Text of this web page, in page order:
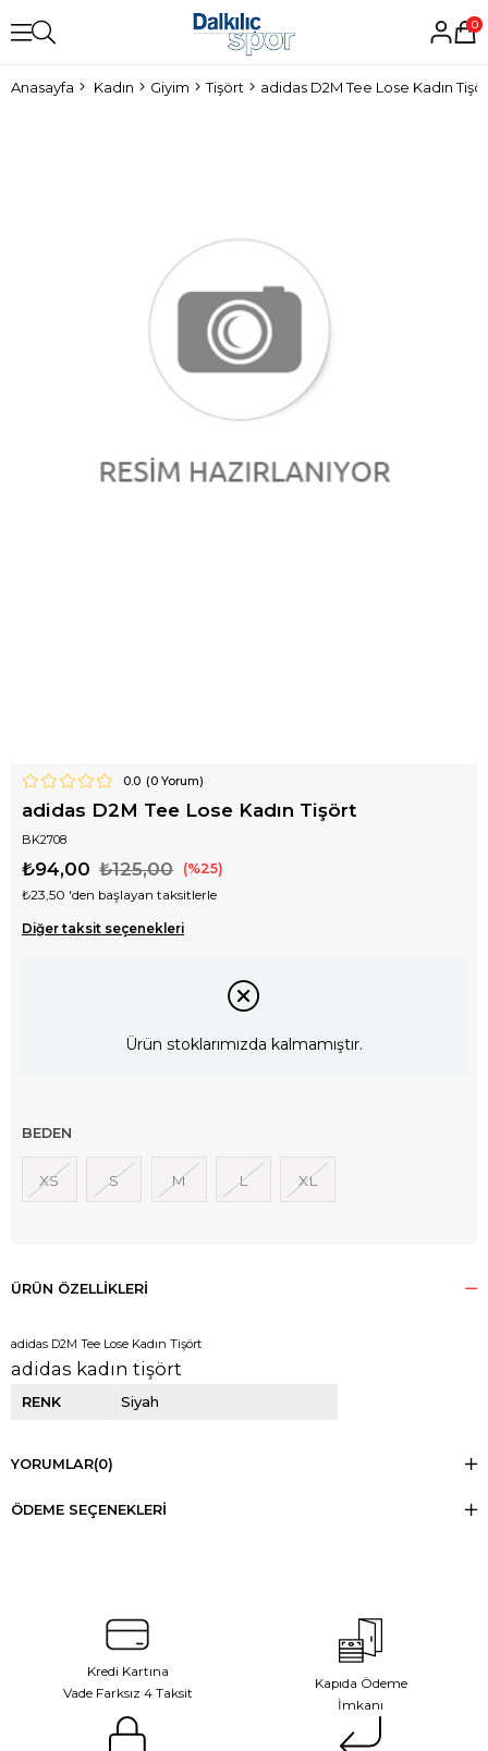
0
Anasayfa Kadın Giyim Tişört adidas D2M Tee Lose Kadın
0.0 (0Yorum)
adidas D2M Tee Lose Kadın Tişört
BK2708
₺125,00
₺94,00 25
₺23,50 'den başlayan taksitlerle
Diğer taksit seçenekleri
Ürün stoklarımızda kalmamıştır.
BEDEN
XS S M L XL
ÜRÜN ÖZELLIKLERI
adidas D2M Tee Lose Kadın Tişört
adidas kadın tişört
RENK Siyah
YORUMLAR(0)
ÖDEME SEÇENEKLERI
Kredi Kartına
Vade Farksız 4 Taksit
Kapıda Ödeme
İmkanı